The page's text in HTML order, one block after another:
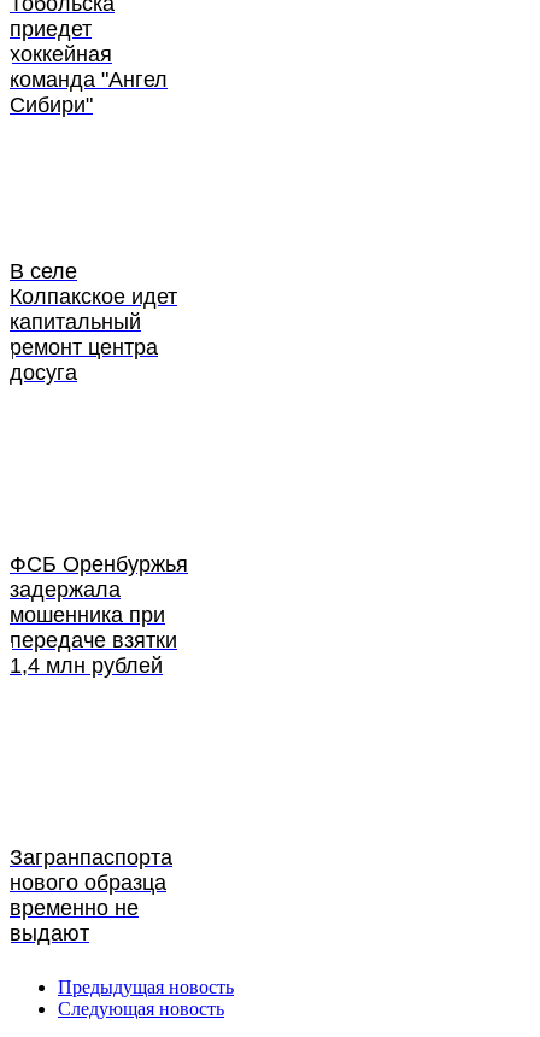
приедет
хоккейная
команда "Ангел
Сибири"
В селе
Колпакское идет
капитальный
ремонт центра
досуга
ФСБ Оренбуржья
задержала
мошенника при
передаче взятки
1,4 млн рублей
Загранпаспорта
нового образца
временно не
выдают
Предыдущая новость
Следующая новость